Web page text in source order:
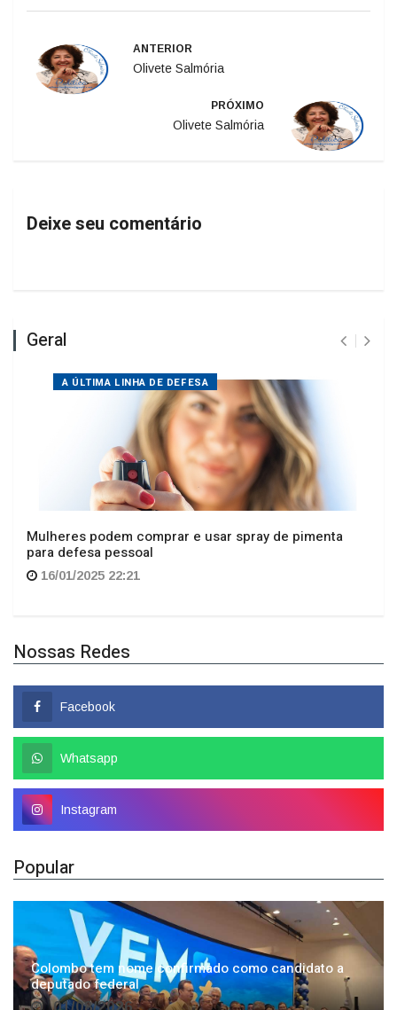
ANTERIOR
Olivete Salmória
PRÓXIMO
Olivete Salmória
Deixe seu comentário
Geral
A ÚLTIMA LINHA DE DEFESA
Mulheres podem comprar e usar spray de pimenta
para defesa pessoal
16/01/2025 22:21
Nossas Redes
Facebook
Whatsapp
Instagram
Popular
Colombo tem nome confirmado como candidato a
deputado federal
01/08/2026